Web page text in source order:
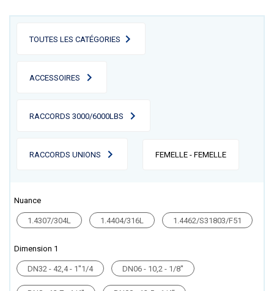
TOUTES LES CATÉGORIES
ACCESSOIRES
RACCORDS 3000/6000LBS
RACCORDS UNIONS FEMELLE - FEMELLE
Nuance
1.4307/304L 1.4404/316L 1.4462/S31803/F51
Dimension 1
DN32 - 42,4 - 1''1/4 DN06 - 10,2 - 1/8''